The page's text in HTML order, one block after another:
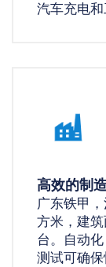
汽车充电和
高效的制
广东铁甲
方米，建
台。自动
测试可确保